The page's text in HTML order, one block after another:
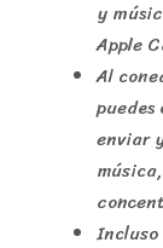
y
Apple
Al
enviar
Incluso